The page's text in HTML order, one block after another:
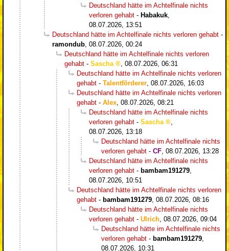
Deutschland hätte im Achtelfinale nichts
verloren gehabt - Habakuk
08.07.2026, 13:51
Deutschland hätte im Achtelfinale nichts verloren gehabt -
ramondub 08.07.2026, 00:24
Deutschland hätte im Achtelfinale nichts verloren
gehabt - Sascha
08.07.2026, 06:31
Deutschland hätte im Achtelfinale nichts verloren
gehabt - Talentförderer 08.07.2026, 16:03
Deutschland hätte im Achtelfinale nichts verloren
gehabt - Alex 08.07.2026, 08:21
Deutschland hätte im Achtelfinale nichts
verloren gehabt - Sascha
08.07.2026, 13:18
Deutschland hätte im Achtelfinale nichts
verloren gehabt - CF 08.07.2026, 13:28
Deutschland hätte im Achtelfinale nichts
verloren gehabt - bambam191279
08.07.2026, 10:51
Deutschland hätte im Achtelfinale nichts verloren
gehabt - bambam191279 08.07.2026, 08:16
Deutschland hätte im Achtelfinale nichts
verloren gehabt - Ulrich 08.07.2026, 09:04
Deutschland hätte im Achtelfinale nichts
verloren gehabt - bambam191279
08.07.2026, 10:31